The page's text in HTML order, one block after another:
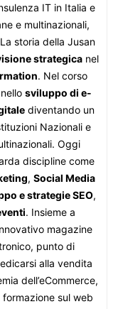
IT in Italia e
e multinazionali,
La storia della Jusan
strategica nel
. Nel corso
sviluppo di e-
diventando un
Nazionali e
Oggi
discipline come
, Social Media
e strategie SEO,
. Insieme a
magazine
punto di
alla vendita
dell’eCommerce,
sul web